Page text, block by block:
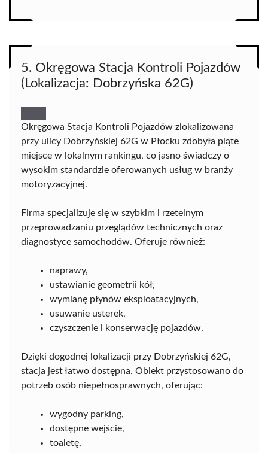
5. Okręgowa Stacja Kontroli Pojazdów
(Lokalizacja: Dobrzyńska 62G)
Okręgowa Stacja Kontroli Pojazdów zlokalizowana
przy ulicy Dobrzyńskiej 62G w Płocku zdobyła piąte
miejsce w lokalnym rankingu, co jasno świadczy o
wysokim standardzie oferowanych usług w branży
motoryzacyjnej.
Firma specjalizuje się w szybkim i rzetelnym
przeprowadzaniu przeglądów technicznych oraz
diagnostyce samochodów. Oferuje również:
naprawy,
ustawianie geometrii kół,
wymianę płynów eksploatacyjnych,
usuwanie usterek,
czyszczenie i konserwację pojazdów.
Dzięki dogodnej lokalizacji przy Dobrzyńskiej 62G,
stacja jest łatwo dostępna. Obiekt przystosowano do
potrzeb osób niepełnosprawnych, oferując:
wygodny parking,
dostępne wejście,
toaletę,